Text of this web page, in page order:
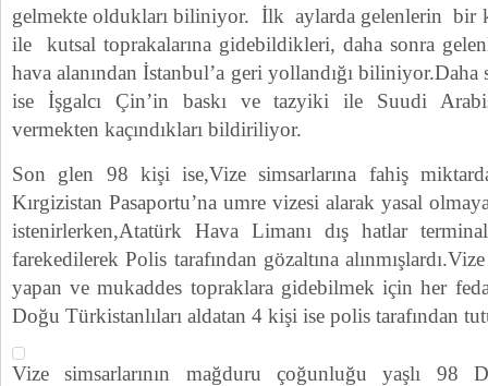
gelmekte oldukları biliniyor. İlk aylarda gelenlerin bir
ile kutsal toprakalarına gidebildikleri, daha sonra
hava alanından İstanbul’a geri yollandığı
ise İşgalcı Çin’in baskı ve tazyiki ile Suudi
vermekten kaçındıkları bildiriliyor.
Son glen 98 kişi ise,Vize simsarlarına fahiş
Kırgizistan Pasaportu’na umre vizesi alarak yasal
istenirlerken,Atatürk Hava Limanı dış hatlar
farekedilerek Polis tarafından gözaltına
yapan ve mukaddes topraklara gidebilmek için her
Doğu Türkistanlıları aldatan 4 kişi ise polis tarafından
Vize simsarlarının mağduru çoğunluğu yaşlı 98